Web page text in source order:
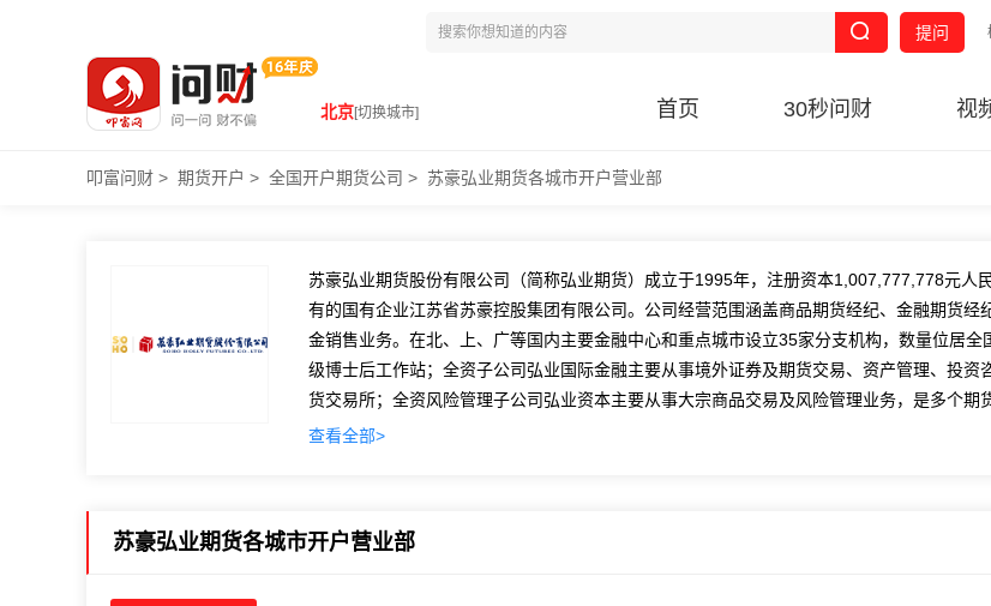
提问
北京[切换城市] 首页 30秒问财 视
叩富问财 > 期货开户 > 全国开户期货公司 > 苏豪弘业期货各城市开户营业部
苏豪弘业期货股份有限公司（简称弘业期货）成立于1995年，注册资本1,007,777,778元人
有的国有企业江苏省苏豪控股集团有限公司。公司经营范围涵盖商品期货经纪、金融期货经
金销售业务。在北、上、广等国内主要金融中心和重点城市设立35家分支机构，数量位居全
级博士后工作站；全资子公司弘业国际金融主要从事境外证券及期货交易、资产管理、投资
货交易所；全资风险管理子公司弘业资本主要从事大宗商品交易及风险管理业务，是多个期
国文明单位”“中国最佳期货公司”以及各期货交易所“优秀会员”等荣誉称号。
持续秉承“诚信、卓越、创新、共赢”的企业理念，严格防范风险，锐意开拓市场，不断提升
查看全部>
苏豪弘业期货各城市开户营业部